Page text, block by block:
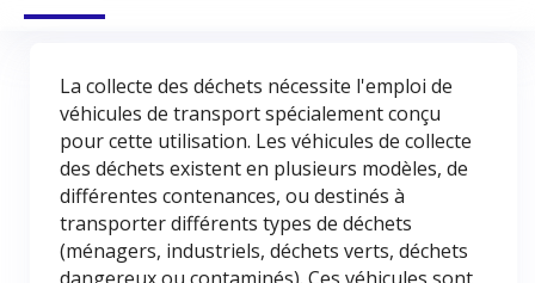
La collecte des déchets nécessite l'emploi de
véhicules de transport spécialement conçu
pour cette utilisation. Les véhicules de collecte
des déchets existent en plusieurs modèles, de
différentes contenances, ou destinés à
transporter différents types de déchets
(ménagers, industriels, déchets verts, déchets